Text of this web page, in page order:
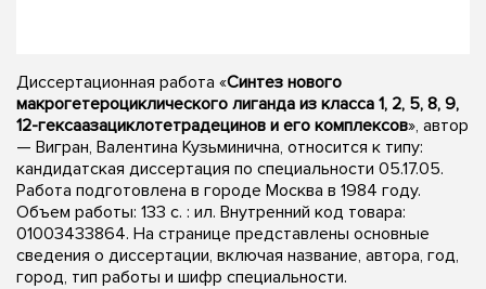
Диссертационная работа «Синтез нового
макрогетероциклического лиганда из класса 1, 2, 5, 8, 9,
12-гексаазациклотетрадецинов и его комплексов», автор
— Вигран, Валентина Кузьминична, относится к типу:
кандидатская диссертация по специальности 05.17.05.
Работа подготовлена в городе Москва в 1984 году.
Объем работы: 133 c. : ил. Внутренний код товара:
01003433864. На странице представлены основные
сведения о диссертации, включая название, автора, год,
город, тип работы и шифр специальности.